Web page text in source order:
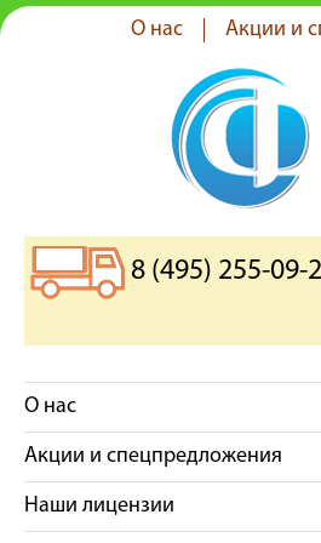
О нас Акции и
8 (495) 255-09-
О нас
Акции и спецпредложения
Наши лицензии